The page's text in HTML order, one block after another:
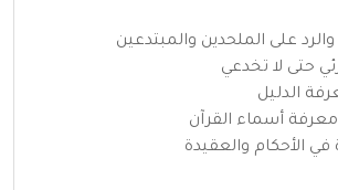
على الملحدين والمبتدعين
حتى لا تخدعي
الدليل
أسماء القرآن
الأحكام والعقيدة